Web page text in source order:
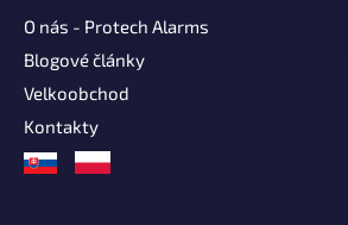
O nás - Protech Alarms
Blogové články
Velkoobchod
Kontakty